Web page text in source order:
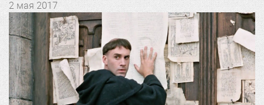
2 мая 2017